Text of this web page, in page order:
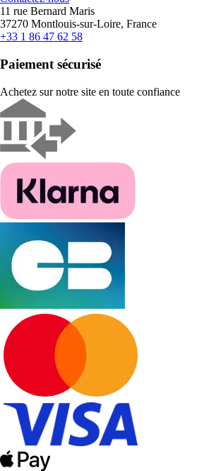
11 rue Bernard Maris
37270 Montlouis-sur-Loire, France
+33 1 86 47 62 58
Paiement sécurisé
Achetez sur notre site en toute confiance